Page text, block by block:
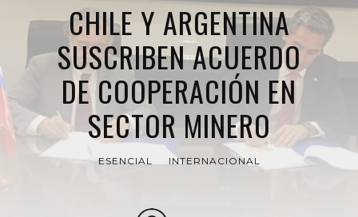
CHILE Y ARGENTINA
SUSCRIBEN ACUERDO
DE COOPERACIÓN EN
SECTOR MINERO
ESENCIAL INTERNACIONAL